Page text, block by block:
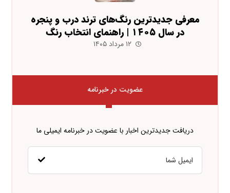
معرفی جدیدترین رنگ‌های ترند درب و پنجره
در سال ۱۴۰۵ | راهنمای انتخاب رنگ
۱۲ مرداد ۱۴۰۵
عضویت در خبرنامه
دریافت جدیدترین اخبار با عضویت در خبرنامه ایمیلی ما